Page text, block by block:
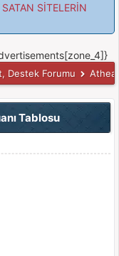
SİTELERİN
Destek Forumu
Tablosu